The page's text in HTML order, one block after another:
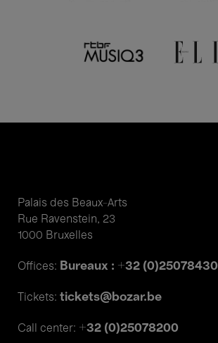
Palais des Beaux-Arts
Rue Ravenstein, 23
1000 Bruxelles
Offices: Bureaux : +32 (0)25078430
Tickets: tickets@bozar.be
Call center: +32 (0)25078200